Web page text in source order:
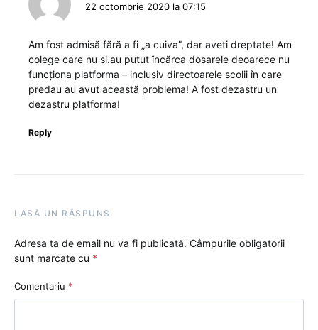
22 octombrie 2020 la 07:15
Am fost admisă fără a fi „a cuiva”, dar aveti dreptate! Am
colege care nu si.au putut încărca dosarele deoarece nu
funcționa platforma – inclusiv directoarele scolii în care
predau au avut această problema! A fost dezastru un
dezastru platforma!
Reply
LASĂ UN RĂSPUNS
Adresa ta de email nu va fi publicată. Câmpurile obligatorii
sunt marcate cu *
Comentariu *